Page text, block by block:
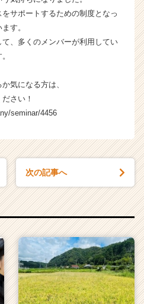
サポートするための制度となっ
す。
、多くのメンバーが利用してい
気になる方は、
さい！
seminar/4456
次の記事へ